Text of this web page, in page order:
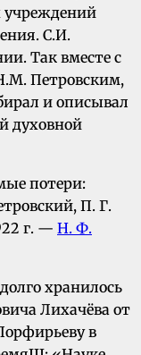
учреждений
С.И.
Так вместе с
Петровским,
и описывал
духовной
потери:
П. Г.
г. — Н. Ф.
хранилось
Лихачёва от
в